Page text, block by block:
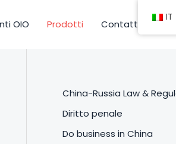
OIO Prodotti Contatto
China-Russia Law &
Diritto penale
Do business in China
IT